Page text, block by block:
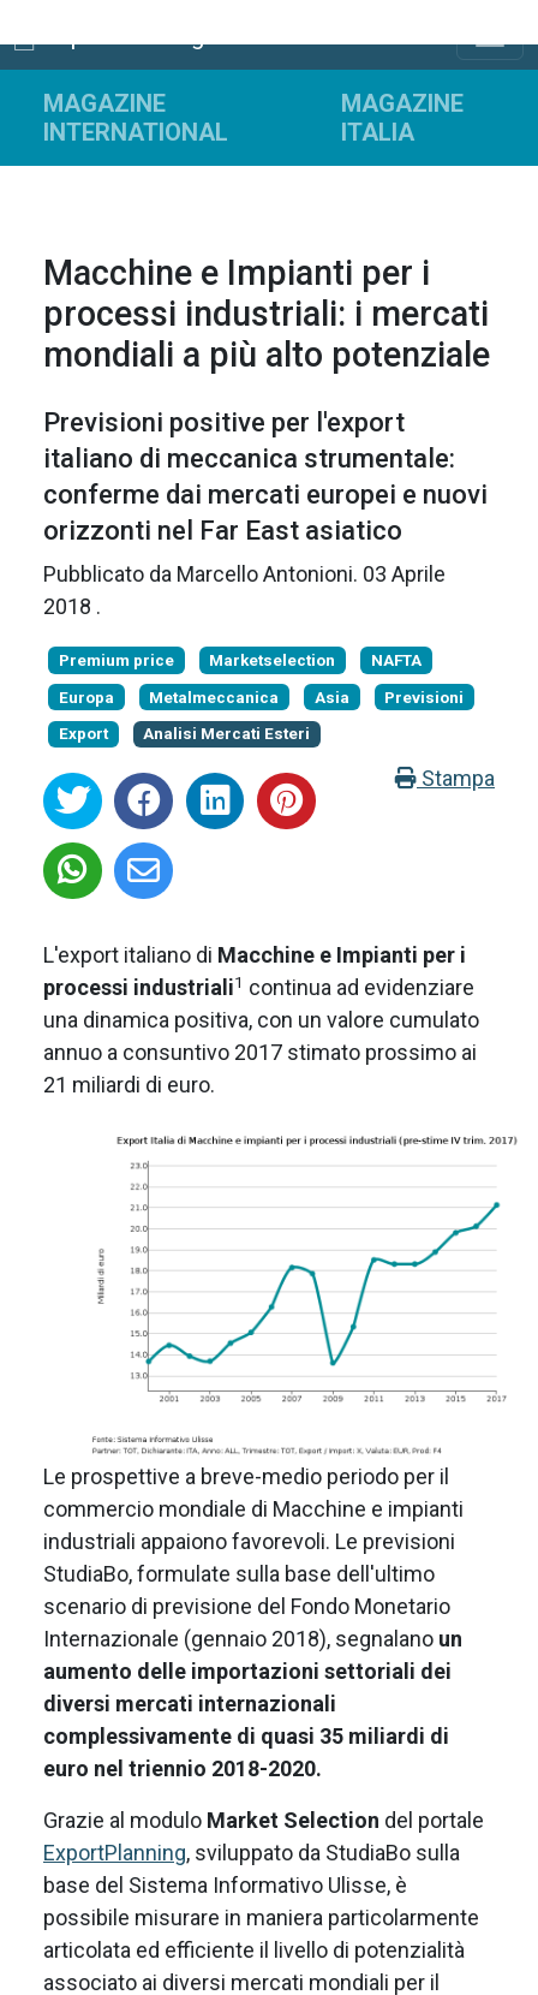
MAGAZINE
INTERNATIONAL
MAGAZINE
ITALIA
Macchine e Impianti per i
processi industriali: i mercati
mondiali a più alto potenziale
Previsioni positive per l'export
italiano di meccanica strumentale:
conferme dai mercati europei e nuovi
orizzonti nel Far East asiatico
Pubblicato da Marcello Antonioni 03 Aprile
2018
Premium price Marketselection
NAFTA
Europa
Metalmeccanica Asia
Previsioni
Export
Analisi Mercati Esteri
Stampa
L'export italiano di Macchine e Impianti per i
processi industriali1 continua ad evidenziare
una dinamica positiva, con un valore cumulato
annuo a consuntivo 2017 stimato prossimo ai
21 miliardi di euro.
Le prospettive a breve-medio periodo per il
commercio mondiale di Macchine e impianti
industriali appaiono favorevoli. Le previsioni
StudiaBo, formulate sulla base dell'ultimo
scenario di previsione del Fondo Monetario
Internazionale (gennaio 2018), segnalano un
aumento delle importazioni settoriali dei
diversi mercati internazionali
complessivamente di quasi 35 miliardi di
euro nel triennio 2018-2020.
Grazie al modulo Market Selection del portale
ExportPlanning , sviluppato da StudiaBo sulla
base del Sistema Informativo Ulisse, è
possibile misurare in maniera particolarmente
articolata ed efficiente il livello di potenzialità
associato ai diversi mercati mondiali per il